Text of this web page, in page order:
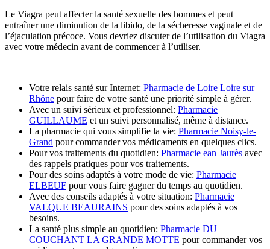
Le Viagra peut affecter la santé sexuelle des hommes et peut
entraîner une diminution de la libido, de la sécheresse vaginale et de
l’éjaculation précoce. Vous devriez discuter de l’utilisation du Viagra
avec votre médecin avant de commencer à l’utiliser.
Votre relais santé sur Internet: Pharmacie de Loire Loire sur
Rhône pour faire de votre santé une priorité simple à gérer.
Avec un suivi sérieux et professionnel: Pharmacie
GUILLAUME et un suivi personnalisé, même à distance.
La pharmacie qui vous simplifie la vie: Pharmacie Noisy-le-
Grand pour commander vos médicaments en quelques clics.
Pour vos traitements du quotidien: Pharmacie ean Jaurès avec
des rappels pratiques pour vos traitements.
Pour des soins adaptés à votre mode de vie: Pharmacie
ELBEUF pour vous faire gagner du temps au quotidien.
Avec des conseils adaptés à votre situation: Pharmacie
VALQUE BEAURAINS pour des soins adaptés à vos
besoins.
La santé plus simple au quotidien: Pharmacie DU
COUCHANT LA GRANDE MOTTE pour commander vos